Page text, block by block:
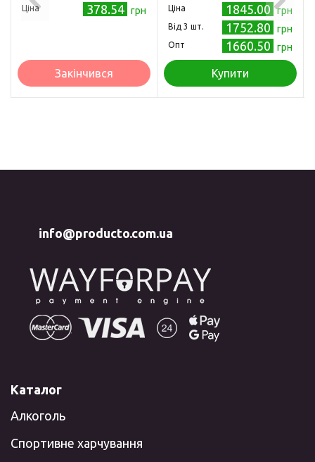
Ціна 378.54 грн
Закінчився
Ціна 1845.00 грн
Від 3 шт. 1752.80 грн
Опт 1660.50 грн
Купити
info@producto.com.ua
Каталог
Алкоголь
Спортивне харчування